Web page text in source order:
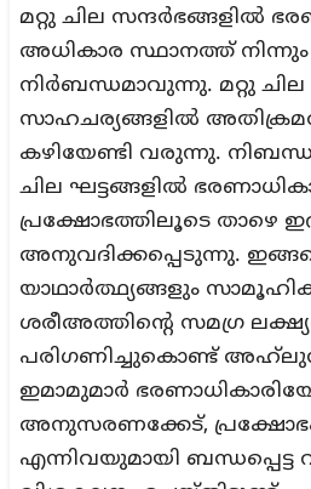
മറ്റു ചില സന്ദർഭങ്ങളിൽ
അധികാര സ്ഥാനത്ത്
നിർബന്ധമാവുന്നു. മറ്റു
സാഹചര്യങ്ങളിൽ
കഴിയേണ്ടി വരുന്നു.
ചില ഘട്ടങ്ങളിൽ
പ്രക്ഷോഭത്തിലൂടെ താഴെ
അനുവദിക്കപ്പെടുന്നു.
യാഥാർത്ഥ്യങ്ങളും
ശരീഅത്തിന്റെ സമഗ്ര
പരിഗണിച്ചുകൊണ്ട്
ഇമാമുമാർ
അനുസരണക്കേട്,
എന്നിവയുമായി ബന്ധപ്പെട്ട